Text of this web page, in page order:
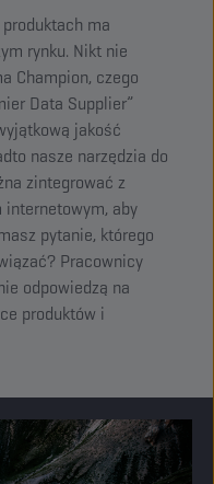
ma
rynku. Nikt nie
Champion, czego
Data Supplier”
jakość
nasze narzędzia do
zintegrować z
aby
pytanie, którego
Pracownicy
odpowiedzą na
produktów i